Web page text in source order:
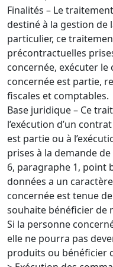
Finalités – Le
destiné à la gestion de
particulier, ce
précontractuelles
concernée, exécuter
concernée est partie,
fiscales et comptables.
Base juridique – Ce
l’exécution d’un
est partie ou à
prises à la demande
6, paragraphe 1, point
données a un
concernée est tenue
souhaite bénéficier de
Si la personne
elle ne pourra pas
produits ou bénéficier